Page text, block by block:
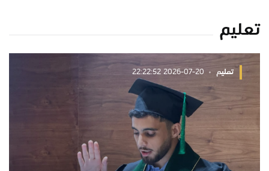
تعليم
تعليم 2026-07-20 22:22:52